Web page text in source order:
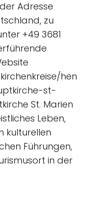
Adresse
zu
+49 3681
hen
st-
St. Marien
Leben,
kulturellen
Führungen,
in der